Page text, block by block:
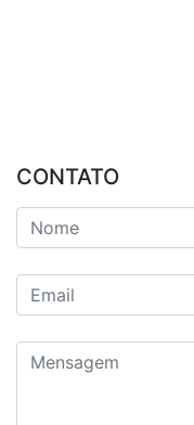
CONTATO